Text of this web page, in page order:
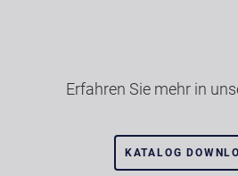
Erfahren Sie mehr in
KATALOG